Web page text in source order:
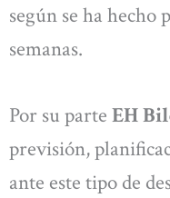
según se ha hecho
semanas.
Por su parte EH
previsión,
ante este tipo de